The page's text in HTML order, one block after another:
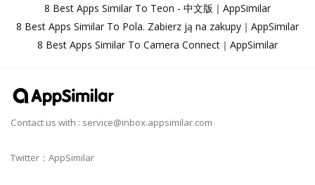
8 Best Apps Similar To Teon - 中文版｜AppSimilar
8 Best Apps Similar To Pola. Zabierz ją na zakupy｜AppSimilar
8 Best Apps Similar To Camera Connect｜AppSimilar
Contact us with : service@inbox.appsimilar.com
Twitter：AppSimilar